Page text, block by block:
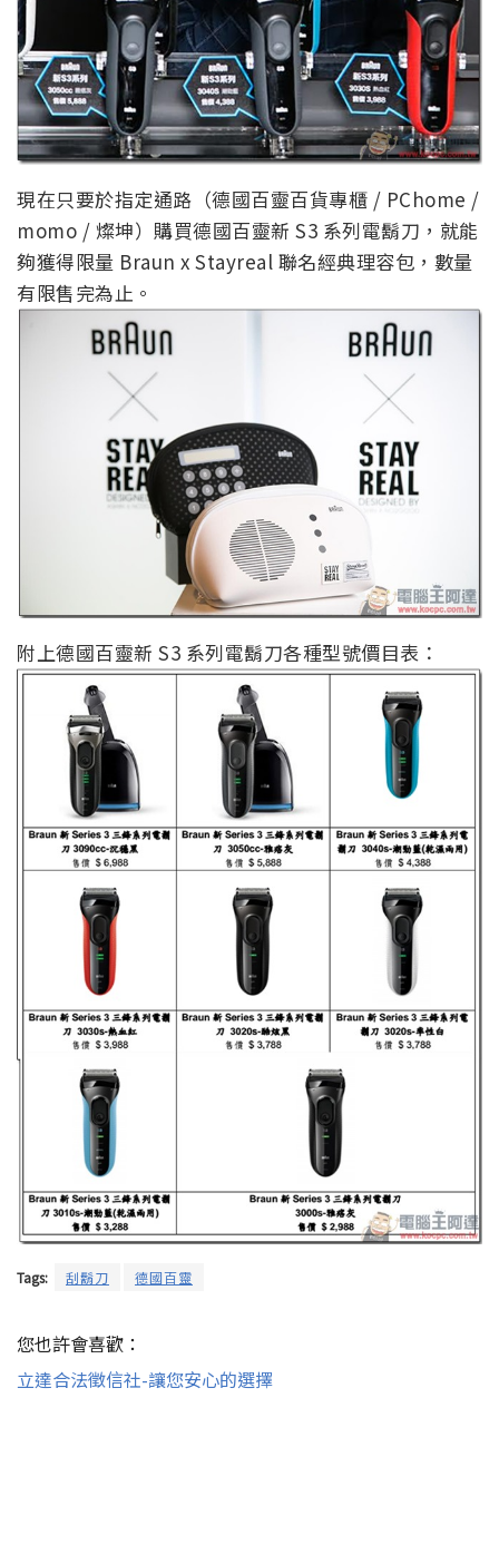
現在只要於指定通路（德國百靈百貨專櫃 / PChome /
momo / 燦坤）購買德國百靈新 S3 系列電鬍刀，就能
夠獲得限量 Braun x Stayreal 聯名經典理容包，數量
有限售完為止。
附上德國百靈新 S3 系列電鬍刀各種型號價目表：
Tags: 刮鬍刀 德國百靈
您也許會喜歡：
立達合法徵信社-讓您安心的選擇